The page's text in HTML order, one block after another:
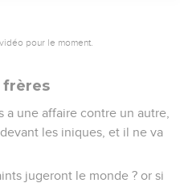
pour le moment.
frères
une affaire contre un autre,
les iniques, et il ne va
jugeront le monde ? or si